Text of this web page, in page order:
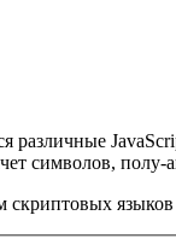
символов, полу-
скриптовых